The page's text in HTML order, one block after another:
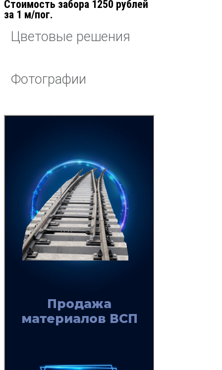
Стоимость забора 1250 рублей
за 1 м/пог.
Цветовые решения
Фотографии